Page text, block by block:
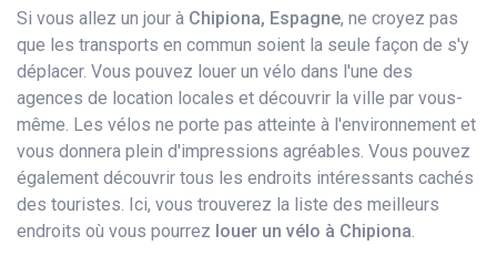
Si vous allez un jour à Chipiona, Espagne, ne croyez pas
que les transports en commun soient la seule façon de s'y
déplacer. Vous pouvez louer un vélo dans l'une des
agences de location locales et découvrir la ville par vous-
même. Les vélos ne porte pas atteinte à l'environnement et
vous donnera plein d'impressions agréables. Vous pouvez
également découvrir tous les endroits intéressants cachés
des touristes. Ici, vous trouverez la liste des meilleurs
endroits où vous pourrez louer un vélo​ à Chipiona.